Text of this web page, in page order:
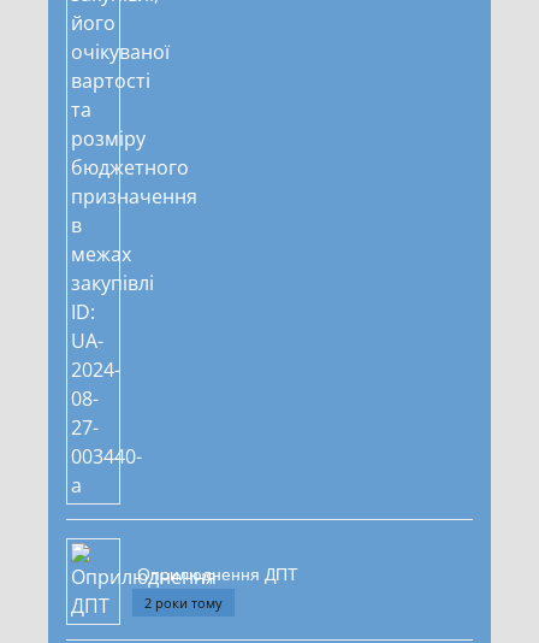
Оприлюднення ДПТ
2 роки тому